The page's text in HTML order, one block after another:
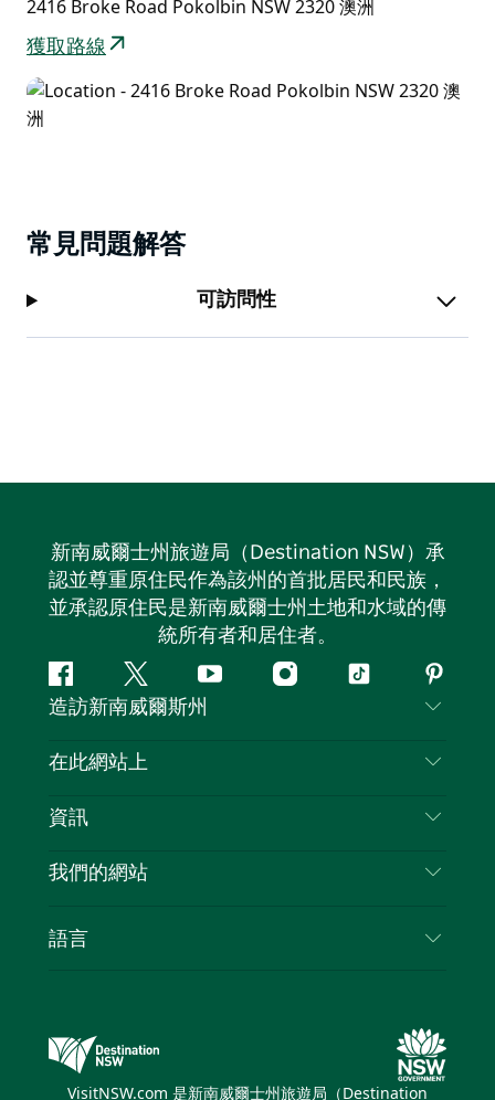
2416 Broke Road Pokolbin NSW 2320 澳洲
獲取路線
常見問題解答
可訪問性
新南威爾士州旅遊局（Destination NSW）承
認並尊重原住民作為該州的首批居民和民族，
並承認原住民是新南威爾士州土地和水域的傳
統所有者和居住者。
Facebook嘰
嘰
喳
Youtube Instagram
抖
造訪新南威爾斯州
聯絡我們
隱私
Cookie 通知
在此網站上
目的地
新南威爾斯州公路旅行
活動
資訊
旅行資訊
新南威爾斯的商業
我們的網站
新南威爾士州旅遊局（Destination NSW）媒體中
語言
VisitNSW.com 是新南威爾士州旅遊局（Destination